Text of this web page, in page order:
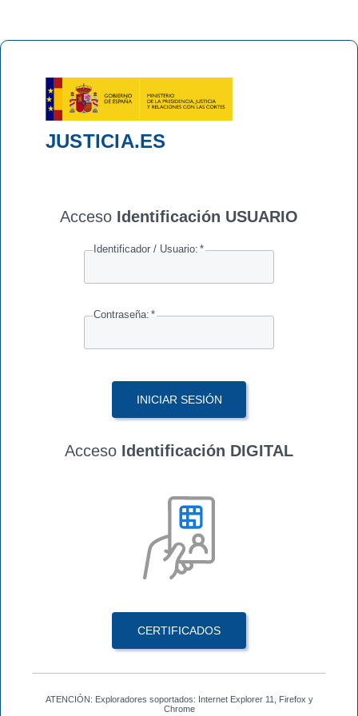
JUSTICIA.ES
Acceso Identificación USUARIO
Identificador / Usuario: *
Contraseña: *
INICIAR SESIÓN
Acceso Identificación DIGITAL
CERTIFICADOS
ATENCIÓN: Exploradores soportados: Internet Explorer 11, Firefox y
Chrome